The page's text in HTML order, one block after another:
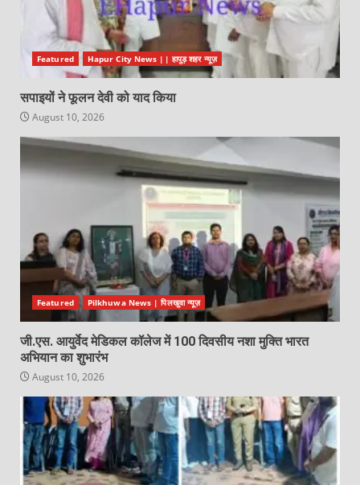
Featured Hapur City News || हापुड़ शहर न्यूज़
सपाइयों ने फूलन देवी को याद किया
August 10, 2026
Featured Pilkhuwa News | पिलखुवा न्यूज़
जी.एस. आयुर्वेद मेडिकल कॉलेज में 100 दिवसीय नशा मुक्ति भारत
अभियान का शुभारंभ
August 10, 2026